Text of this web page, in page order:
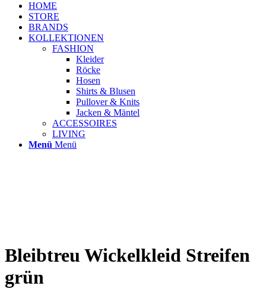
HOME
STORE
BRANDS
KOLLEKTIONEN
FASHION
Kleider
Röcke
Hosen
Shirts & Blusen
Pullover & Knits
Jacken & Mäntel
ACCESSOIRES
LIVING
Menü Menü
Bleibtreu Wickelkleid Streifen
grün